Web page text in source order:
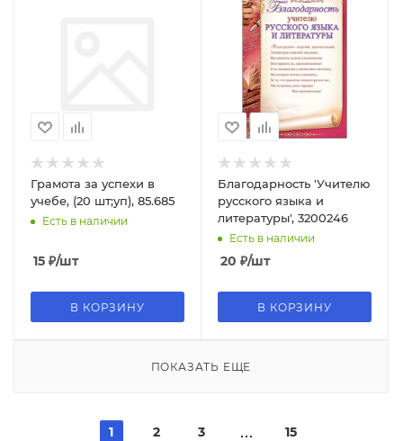
Грамота за успехи в
учебе, (20 шт;уп), 85.685
Есть в наличии
15 ₽/шт
В КОРЗИНУ
Благодарность 'Учителю
русского языка и
литературы', 3200246
Есть в наличии
20 ₽/шт
В КОРЗИНУ
ПОКАЗАТЬ ЕЩЕ
1 2 3 15